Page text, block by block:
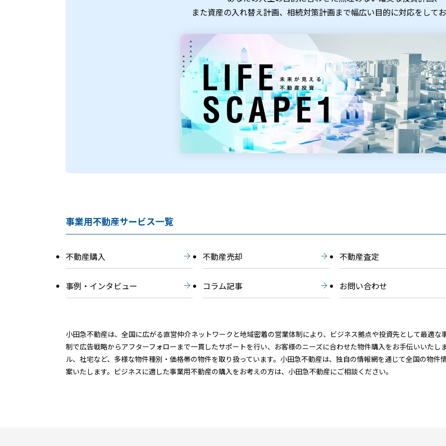
また資産の入れ替え計画、相続対策計画まで幅広い目的に対応をして
事業用不動産サービス一覧
不動産購入 不動産売却 不動産査定
事例・ インタビュー コラム記事 お問い合わせ
小田急不動産は、全国に広がる直営仲介ネットワークと地域密着の営業体制により、ビジネス拠点や投資先として最適
制で広告戦略からアフターフォローまで一貫したサポートを行い、お客様のニーズに合わせた物件購入をお手伝いいた
ル、社宅など、多様な物件種別・価格帯の物件を取り扱っています。小田急不動産は、独自の情報網を通じて全国の物
案いたします。ビジネスに適した事業用不動産の購入をお考えの方は、小田急不動産にご相談ください。